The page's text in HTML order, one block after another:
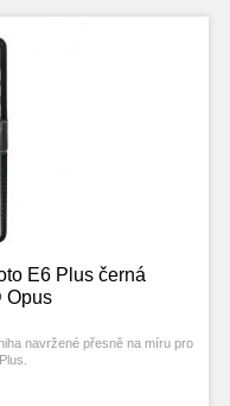
E6 Plus černá
Opus
navržené přesně na míru pro